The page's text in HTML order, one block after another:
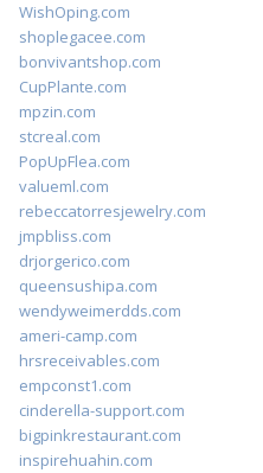
WishOping.com
shoplegacee.com
bonvivantshop.com
CupPlante.com
mpzin.com
stcreal.com
PopUpFlea.com
valueml.com
rebeccatorresjewelry.com
jmpbliss.com
drjorgerico.com
queensushipa.com
wendyweimerdds.com
ameri-camp.com
hrsreceivables.com
empconst1.com
cinderella-support.com
bigpinkrestaurant.com
inspirehuahin.com